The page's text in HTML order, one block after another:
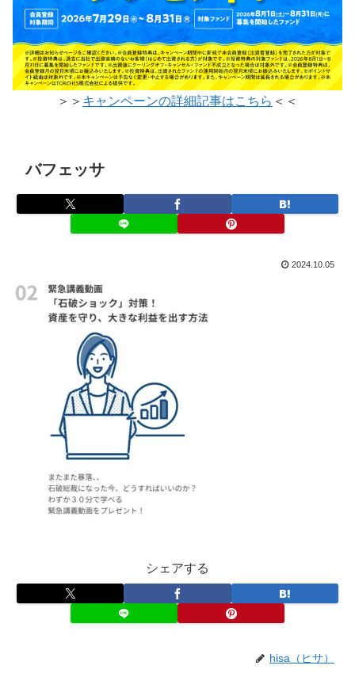
＞＞ キャンペーンの詳細記事はこちら ＜＜
バフェッサ
2024.10.05
シェアする
hisa（ヒサ）